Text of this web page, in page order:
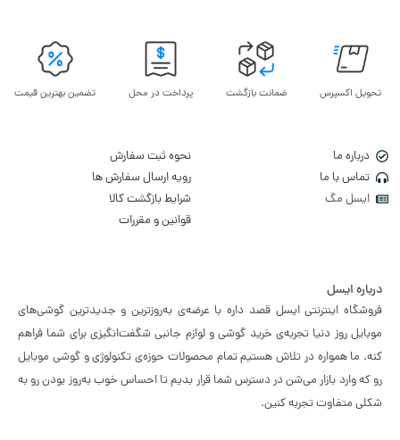
تحویل اکسپرس ضمانت بازگشت پرداخت در محل تضمین بهترین قیمت
درباره ما
تماس با ما
ایسل مگ
نحوه ثبت سفارش
رویه ارسال سفارش ها
شرایط بازگشت کالا
قوانین و مقررات
درباره ایسل
فروشگاه اینترنتی ایسل قصد داره با عرضه‌ی به‌روزترین و جدیدترین گوشی‌های
موبایل روز دنیا تجربه‌ی خرید گوشی و لوازم جانبی شگفت‌انگیزی برای شما فراهم
کنه. ما همواره در تلاش هستیم تمام محصولات حوزه‌ی تکنولوژی و گوشی موبایل
رو که وارد بازار می‌شن در دسترس شما قرار بدیم تا احساس خوب به‌روز بودن رو به
شکلی متفاوت تجربه کنین.